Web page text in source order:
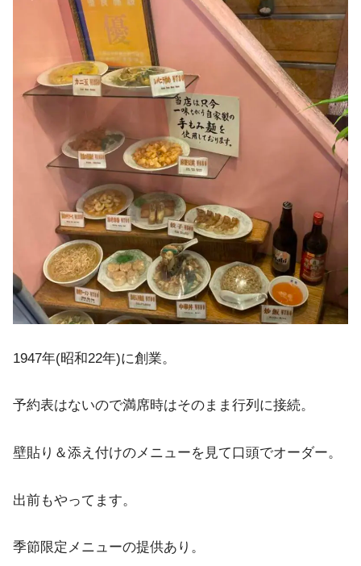
1947年(昭和22年)に創業。
予約表はないので満席時はそのまま行列に接続。
壁貼り＆添え付けのメニューを見て口頭でオーダー。
出前もやってます。
季節限定メニューの提供あり。